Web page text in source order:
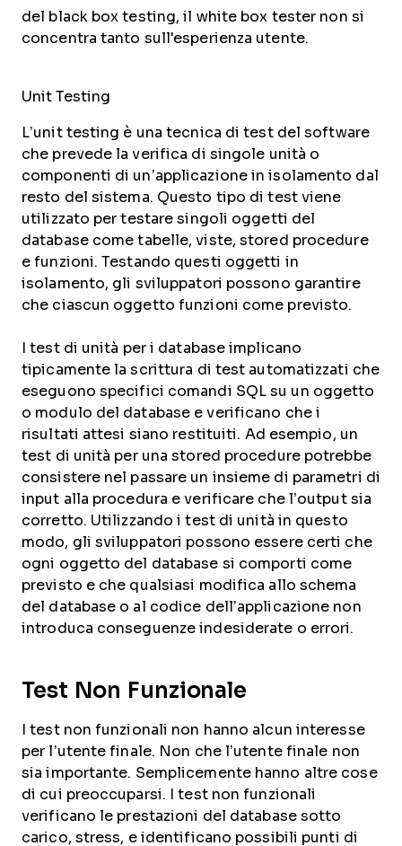
del black box testing, il white box tester non si
concentra tanto sull'esperienza utente.
Unit Testing
L’unit testing è una tecnica di test del software
che prevede la verifica di singole unità o
componenti di un’applicazione in isolamento dal
resto del sistema. Questo tipo di test viene
utilizzato per testare singoli oggetti del
database come tabelle, viste, stored procedure
e funzioni. Testando questi oggetti in
isolamento, gli sviluppatori possono garantire
che ciascun oggetto funzioni come previsto.
I test di unità per i database implicano
tipicamente la scrittura di test automatizzati che
eseguono specifici comandi SQL su un oggetto
o modulo del database e verificano che i
risultati attesi siano restituiti. Ad esempio, un
test di unità per una stored procedure potrebbe
consistere nel passare un insieme di parametri di
input alla procedura e verificare che l’output sia
corretto. Utilizzando i test di unità in questo
modo, gli sviluppatori possono essere certi che
ogni oggetto del database si comporti come
previsto e che qualsiasi modifica allo schema
del database o al codice dell’applicazione non
introduca conseguenze indesiderate o errori.
Test Non Funzionale
I test non funzionali non hanno alcun interesse
per l’utente finale. Non che l’utente finale non
sia importante. Semplicemente hanno altre cose
di cui preoccuparsi. I test non funzionali
verificano le prestazioni del database sotto
carico, stress, e identificano possibili punti di